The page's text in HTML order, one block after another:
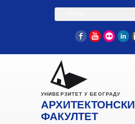
FacebookYouTube
Flickr
УНИВЕРЗИТЕТ У БЕОГРАДУ
АРХИТЕКТОНСКИ
ФАКУЛТЕТ